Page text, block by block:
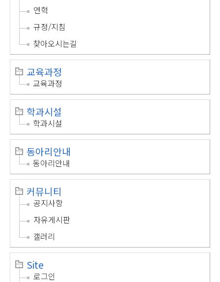
연혁
규정/지침
찾아오시는길
교육과정
교육과정
학과시설
학과시설
동아리안내
동아리안내
커뮤니티
공지사항
자유게시판
갤러리
Site
로그인